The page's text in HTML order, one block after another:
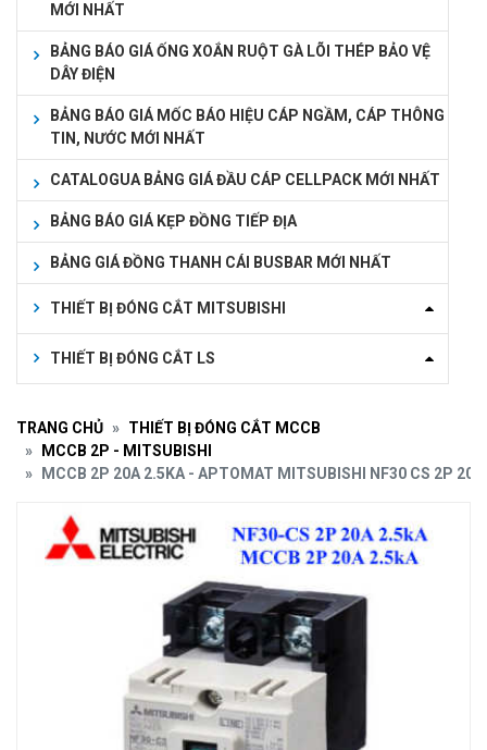
MỚI NHẤT
BẢNG BÁO GIÁ ỐNG XOẮN RUỘT GÀ LÕI THÉP BẢO VỆ
DÂY ĐIỆN
BẢNG BÁO GIÁ MỐC BÁO HIỆU CÁP NGẦM, CÁP THÔNG
TIN, NƯỚC MỚI NHẤT
CATALOGUA BẢNG GIÁ ĐẦU CÁP CELLPACK MỚI NHẤT
BẢNG BÁO GIÁ KẸP ĐỒNG TIẾP ĐỊA
BẢNG GIÁ ĐỒNG THANH CÁI BUSBAR MỚI NHẤT
THIẾT BỊ ĐÓNG CẮT MITSUBISHI
THIẾT BỊ ĐÓNG CẮT LS
TRANG CHỦ
THIẾT BỊ ĐÓNG CẮT MCCB
MCCB 2P - MITSUBISHI
MCCB 2P 20A 2.5KA - APTOMAT MITSUBISHI NF30 CS 2P 20A